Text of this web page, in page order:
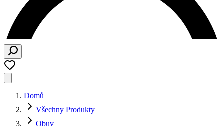
Domů
Všechny Produkty
Obuv